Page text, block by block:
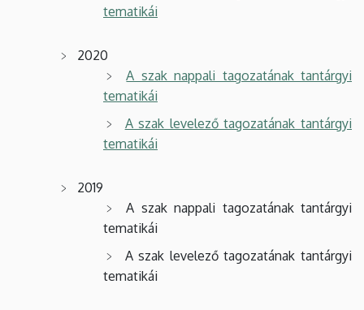
tematikái
2020
A szak nappali tagozatának tantárgyi
tematikái
A szak levelező tagozatának tantárgyi
tematikái
2019
A szak nappali tagozatának tantárgyi
tematikái
A szak levelező tagozatának tantárgyi
tematikái